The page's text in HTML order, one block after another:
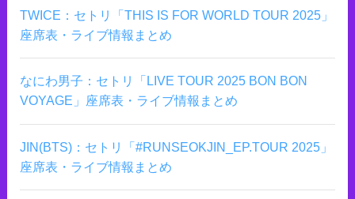
TWICE：セトリ「THIS IS FOR WORLD TOUR 2025」
座席表・ライブ情報まとめ
なにわ男子：セトリ「LIVE TOUR 2025 BON BON
VOYAGE」座席表・ライブ情報まとめ
JIN(BTS)：セトリ「#RUNSEOKJIN_EP.TOUR 2025」
座席表・ライブ情報まとめ